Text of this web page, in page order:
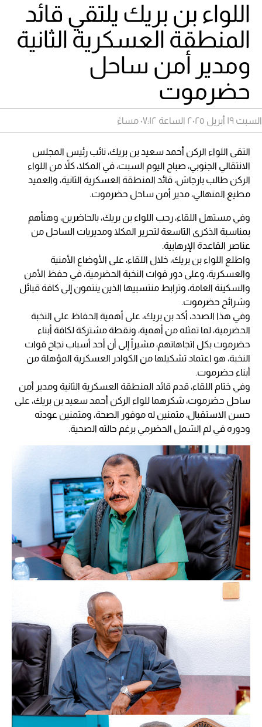
اللواء بن بريك يلتقي قائد
المنطقة العسكرية الثانية
ومدير أمن ساحل
حضرموت
السبت ١٩ أبريل ٢٠٢٥ الساعة ٠٧:١٢ مساءً
التقى اللواء الركن أحمد سعيد بن بريك، نائب رئيس المجلس
الانتقالي الجنوبي، صباح اليوم السبت، في المكلا، كلاً من اللواء
الركن طالب بارجاش، قائد المنطقة العسكرية الثانية، والعميد
مطيع المنهالي، مدير أمن ساحل حضرموت.
وفي مستهل اللقاء، رحب اللواء بن بريك، بالحاضرين، وهنأهم
بمناسبة الذكرى التاسعة لتحرير المكلا ومديريات الساحل من
عناصر القاعدة الإرهابية.
واطلع اللواء بن بريك، خلال اللقاء، على الأوضاع الأمنية
والعسكرية، وعلى دور قوات النخبة الحضرمية، في حفظ الأمن
والسكينة العامة، وترابط منتسبيها الذين ينتمون إلى كافة قبائل
وشرائح حضرموت.
وفي هذا الصدد، أكد بن بريك، على أهمية الحفاظ على النخبة
الحضرمية، لما تمثله من أهمية، ونقطة مشتركة لكافة أبناء
حضرموت بكل اتجاهاتهم، مشيراً إلى أن أحد أسباب نجاح قوات
النخبة، هو اعتماد تشكيلها من الكوادر العسكرية المؤهلة من
أبناء حضرموت.
وفي ختام اللقاء، قدم قائد المنطقة العسكرية الثانية ومدير أمن
ساحل حضرموت، شكرهما للواء الركن أحمد سعيد بن بريك، على
حسن الاستقبال، متمنين له موفور الصحة، ومثمنين عودته
ودوره في لم الشمل الحضرمي برغم حالته الصحية.